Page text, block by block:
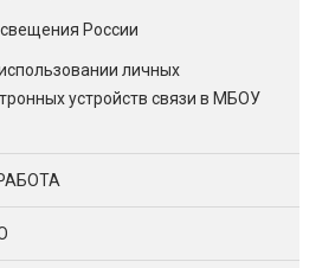
России
личных
устройств связи в МБОУ